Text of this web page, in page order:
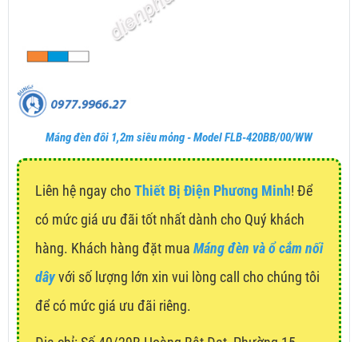
Máng đèn đôi 1,2m siêu mỏng - Model FLB-420BB/00/WW
Liên hệ ngay choThiết Bị Điện Phương Minh! Để
có mức giá ưu đãi tốt nhất dành cho Quý khách
hàng. Khách hàng đặt mua Máng đèn và ổ cắm nối
dâyvới số lượng lớn xin vui lòng call cho chúng tôi
để có mức giá ưu đãi riêng.